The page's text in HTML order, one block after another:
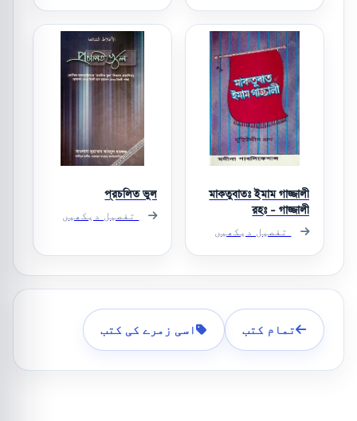
মাকতুবাতঃ ইমাম গাজ্জালী
রহঃ - গাজ্জালী
تفصیل دیکھیں
প্রচলিত ভুল
تفصیل دیکھیں
تمام کتب اسی زمرے کی کتب